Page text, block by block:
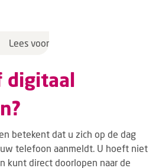
Lees voor
digitaal
betekent dat u zich op de dag
telefoon aanmeldt. U hoeft niet
kunt direct doorlopen naar de